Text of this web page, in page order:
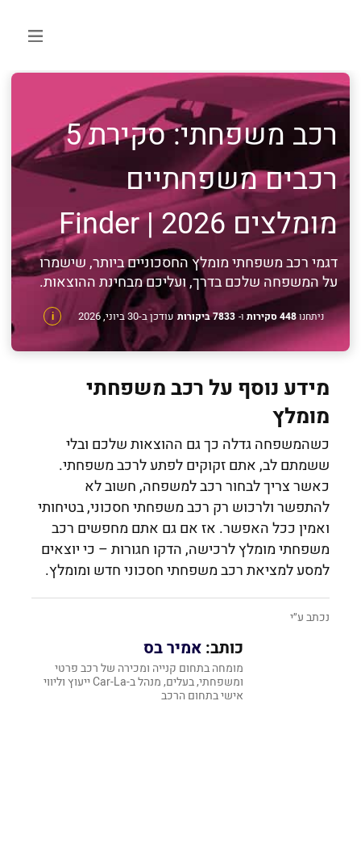
רכב משפחתי: סקירת 5
רכבים משפחתיים
מומלצים 2026 | Finder
דגמי רכב משפחתי מומלץ החסכוניים ביותר, שישמרו
על המשפחה שלכם בדרך, ועליכם מבחינת ההוצאות.
ניתחנו448 סקירות ו- 7833 ביקורות i עודכן ב-30 ביוני, 2026
מידע נוסף על רכב משפחתי
מומלץ
כשהמשפחה גדלה כך גם ההוצאות שלכם ובלי
ששמתם לב, אתם זקוקים לפתע לרכב משפחתי.
כאשר צריך לבחור רכב למשפחה, חשוב לא
להתפשר ולרכוש רק רכב משפחתי חסכוני, בטיחותי
ואמין ככל האפשר. אז אם גם אתם מחפשים רכב
משפחתי מומלץ לרכישה, הדקו חגורות – כי יוצאים
למסע למציאת רכב משפחתי חסכוני חדש ומומלץ.
נכתב ע״י
כותב: אמיר בס
מומחה בתחום קנייה ומכירה של רכב פרטי
ומשפחתי, ‏בעלים, מנהל‏ ב-‏Car-La ייעוץ וליווי
אישי בתחום הרכב‏